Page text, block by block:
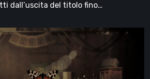
dall’uscita del titolo fino…